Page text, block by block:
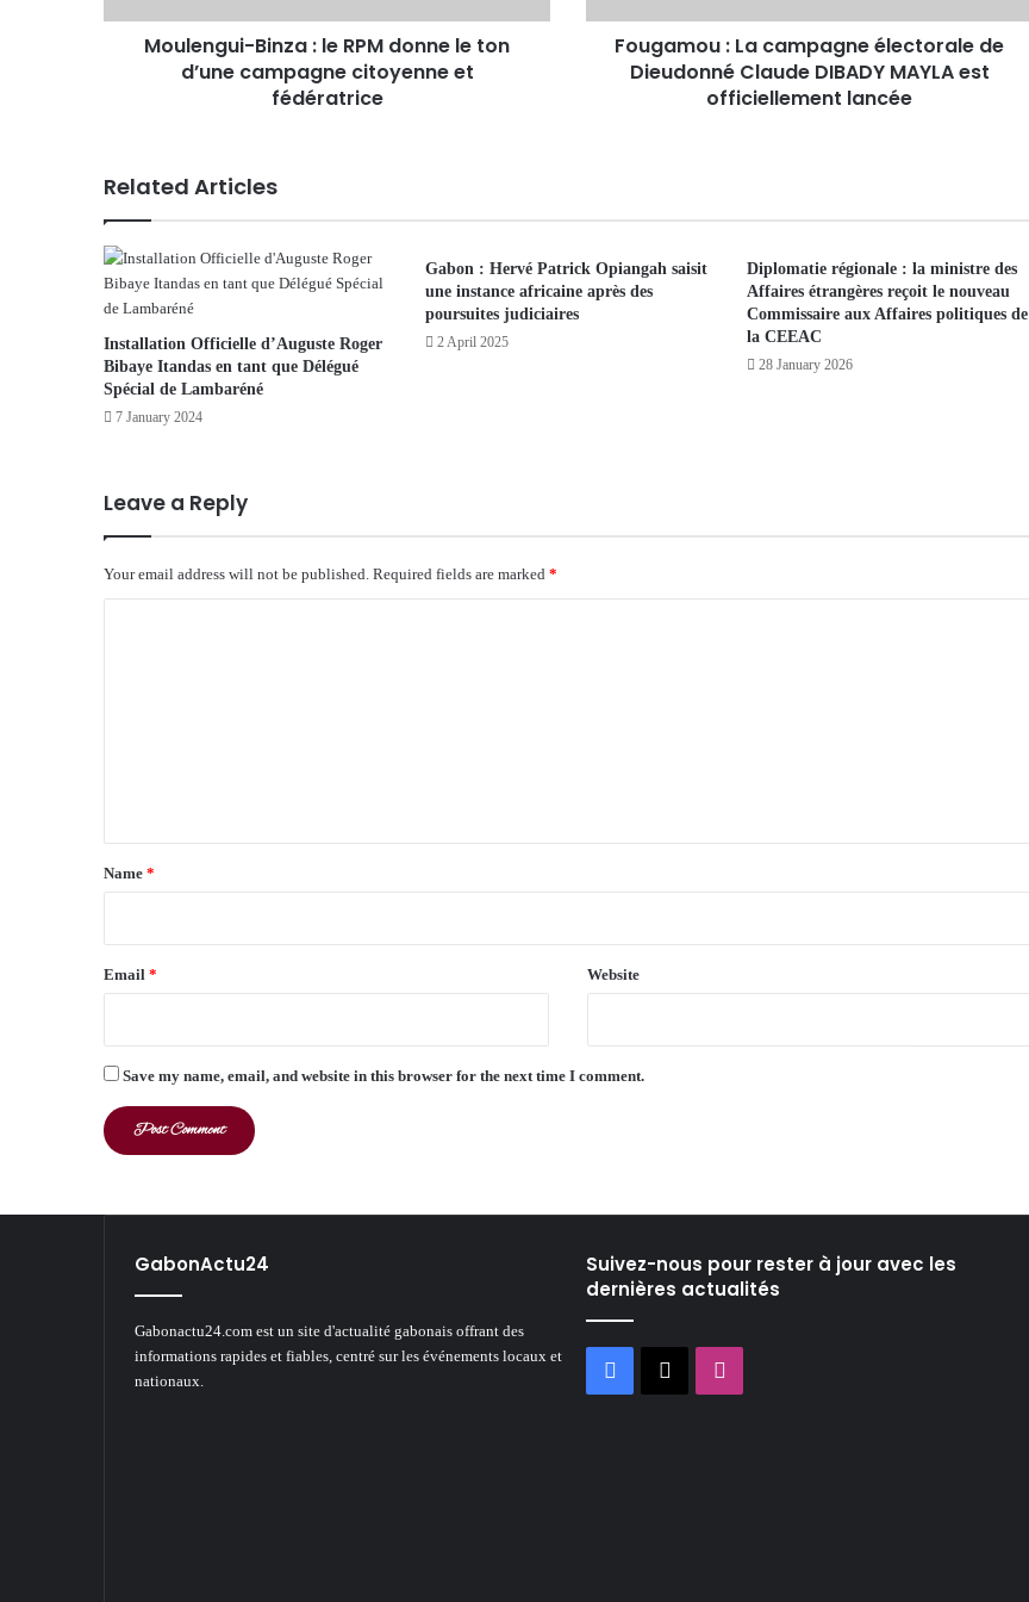
Moulengui-Binza : le RPM donne le ton
d’une campagne citoyenne et
fédératrice
Fougamou : La campagne électorale de
Dieudonné Claude DIBADY MAYLA est
officiellement lancée
Related Articles
Installation Officielle d’Auguste Roger
Bibaye Itandas en tant que Délégué
Spécial de Lambaréné
7 January 2024
Gabon : Hervé Patrick Opiangah saisit
une instance africaine après des
poursuites judiciaires
2 April 2025
Diplomatie régionale : la ministre des
Affaires étrangères reçoit le nouveau
Commissaire aux Affaires politiques de
la CEEAC
28 January 2026
Leave a Reply
Your email address will not be published. Required fields are marked *
*
Name *
Email * Website
Save my name, email, and website in this browser for the next time I comment.
GabonActu24
Gabonactu24.com est un site d'actualité gabonais offrant des
informations rapides et fiables, centré sur les événements locaux et
nationaux.
Suivez-nous pour rester à jour avec les
dernières actualités
Facebook
X